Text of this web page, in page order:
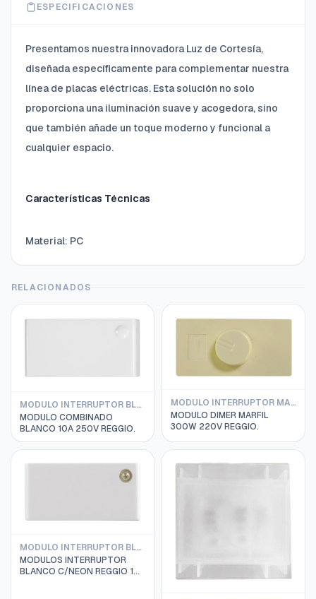
ESPECIFICACIONES
Presentamos nuestra innovadora Luz de Cortesía,
diseñada específicamente para complementar nuestra
línea de placas eléctricas. Esta solución no solo
proporciona una iluminación suave y acogedora, sino
que también añade un toque moderno y funcional a
cualquier espacio.
Características Técnicas
Material: PC
RELACIONADOS
MODULO INTERRUPTOR BLANCO REGGIO
MODULO COMBINADO
BLANCO 10A 250V REGGIO.
MODULO INTERRUPTOR MARFIL REGGIO
MODULO DIMER MARFIL
300W 220V REGGIO.
MODULO INTERRUPTOR BLANCO REGGIO
MODULOS INTERRUPTOR
BLANCO C/NEON REGGIO 10A